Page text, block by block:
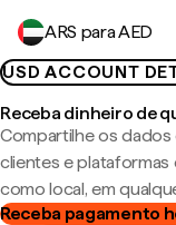
ARS para AED
USD ACCOUNT
Receba dinheiro de
Compartilhe os dados
clientes e
como local, em
Receba pagamento